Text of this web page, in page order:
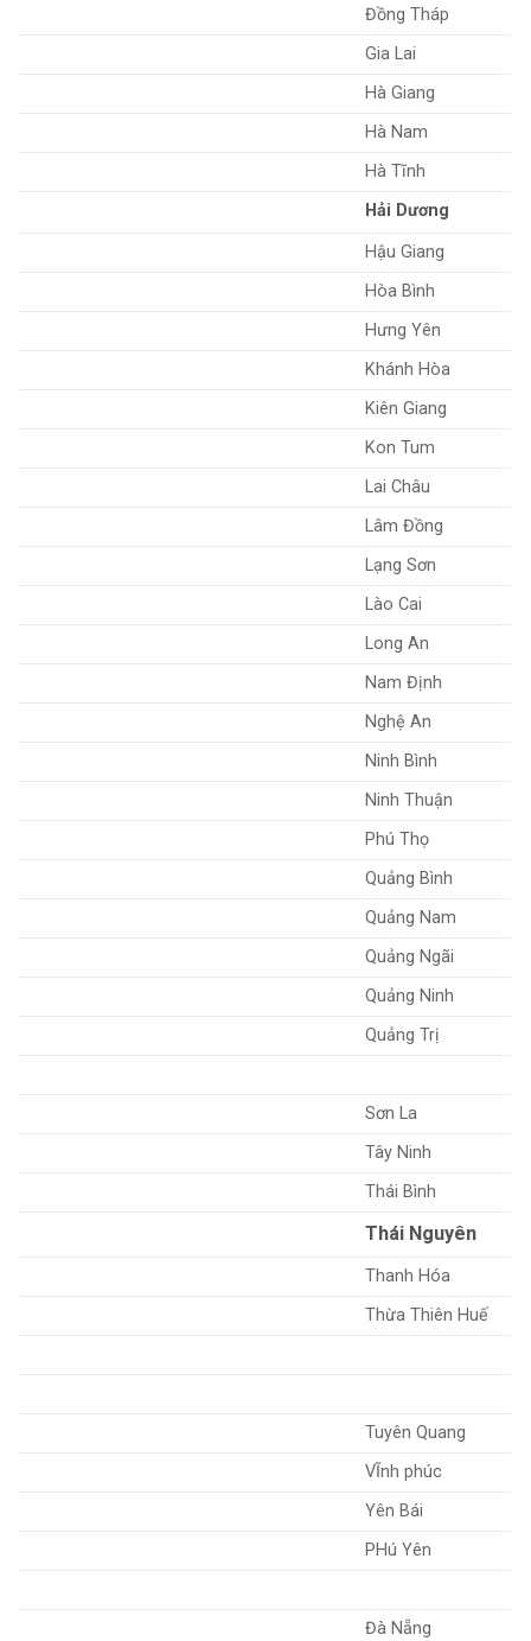
Đồng Tháp
Gia Lai
Hà Giang
Hà Nam
Hà Tĩnh
Hải Dương
Hậu Giang
Hòa Bình
Hưng Yên
Khánh Hòa
Kiên Giang
Kon Tum
Lai Châu
Lâm Đồng
Lạng Sơn
Lào Cai
Long An
Nam Định
Nghệ An
Ninh Bình
Ninh Thuận
Phú Thọ
Quảng Bình
Quảng Nam
Quảng Ngãi
Quảng Ninh
Quảng Trị
Sơn La
Tây Ninh
Thái Bình
Thái Nguyên
Thanh Hóa
Thừa Thiên Huế
Tuyên Quang
VĨnh phúc
Yên Bái
PHú Yên
Đà Nẵng